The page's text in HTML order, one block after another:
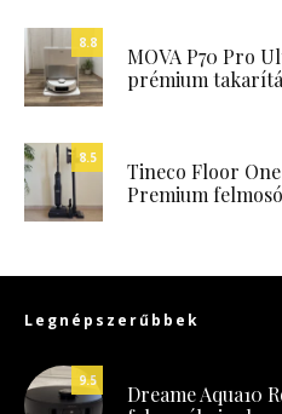
8.8
MOVA P70 Pro
prémium
8.5
Tineco Floor
Premium
Legnépszerűbbek
9.5
Dreame Aqua10